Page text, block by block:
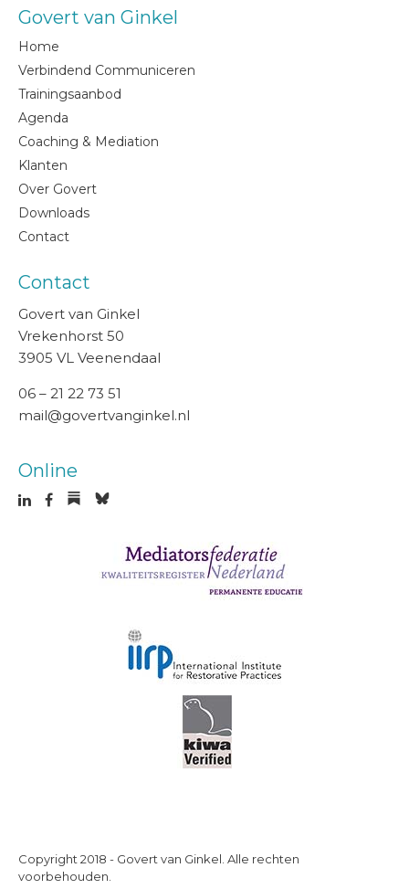
Govert van Ginkel
Home
Verbindend Communiceren
Trainingsaanbod
Agenda
Coaching & Mediation
Klanten
Over Govert
Downloads
Contact
Contact
Govert van Ginkel
Vrekenhorst 50
3905 VL Veenendaal
06 – 21 22 73 51
mail@govertvanginkel.nl
Online
Copyright 2018 - Govert van Ginkel. Alle rechten
voorbehouden.